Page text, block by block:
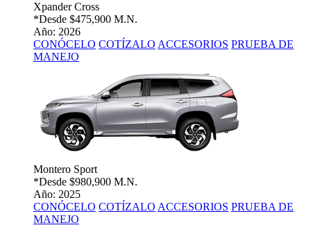
Xpander Cross
*Desde $475,900 M.N.
Año: 2026
CONÓCELO COTÍZALO ACCESORIOS PRUEBA DE
MANEJO
Montero Sport
*Desde $980,900 M.N.
Año: 2025
CONÓCELO COTÍZALO ACCESORIOS PRUEBA DE
MANEJO